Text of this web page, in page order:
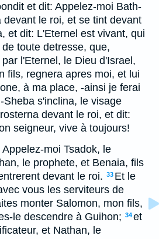
et dit: Appelez-moi Bath-
devant le roi, et se tint devant
et dit: L'Eternel est vivant, qui
toute detresse, que,
l'Eternel, le Dieu d'Israel,
fils, regnera apres moi, et lui
à ma place, -ainsi je ferai
Sheba s'inclina, le visage
devant le roi, et dit:
seigneur, vive à toujours!
moi Tsadok, le
le prophete, et Benaia, fils
devant le roi. 33 Et le
vous les serviteurs de
monter Salomon, mon fils,
le descendre à Guihon; 34et
et Nathan, le